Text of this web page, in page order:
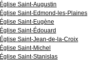
Église Saint-Augustin
Église Saint-Edmond-les-Plaines
Église Saint-Eugène
Église Saint-Édouard
Église Saint-Jean-de-la-Croix
Église Saint-Michel
Église Saint-Stanislas